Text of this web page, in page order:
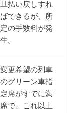
旦払い戻しすれ
ばできるが、所
定の手数料が発
生。
変更希望の列車
のグリーン車指
定席がすでに満
席で、これ以上